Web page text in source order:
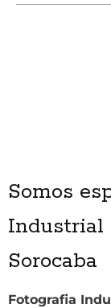
Somos
Industrial
Sorocaba
Fotografia